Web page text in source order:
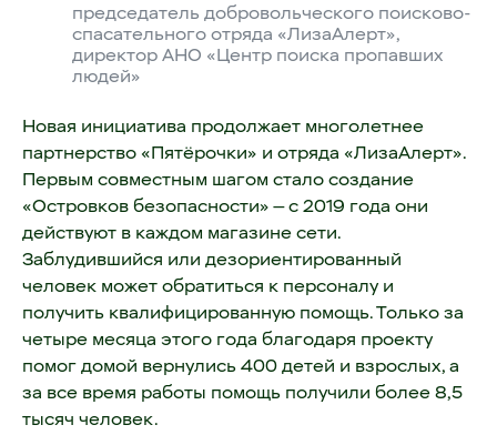
председатель добровольческого поисково-
спасательного отряда «ЛизаАлерт»,
директор АНО «Центр поиска пропавших
людей»
Новая инициатива продолжает многолетнее
партнерство «Пятёрочки» и отряда «ЛизаАлерт».
Первым совместным шагом стало создание
«Островков безопасности» — с 2019 года они
действуют в каждом магазине сети.
Заблудившийся или дезориентированный
человек может обратиться к персоналу и
получить квалифицированную помощь. Только за
четыре месяца этого года благодаря проекту
помог домой вернулись 400 детей и взрослых, а
за все время работы помощь получили более 8,5
тысяч человек.